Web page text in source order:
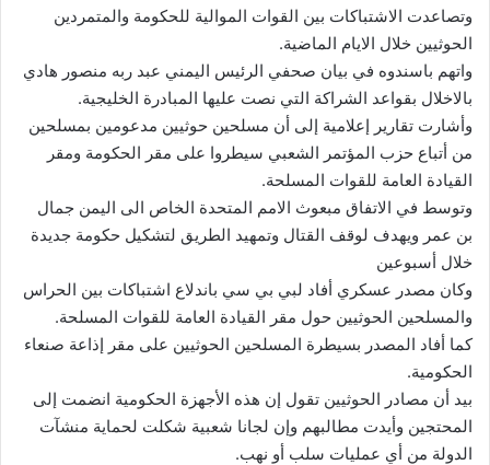
وتصاعدت الاشتباكات بين القوات الموالية للحكومة والمتمردين
الحوثيين خلال الايام الماضية.
واتهم باسندوه في بيان صحفي الرئيس اليمني عبد ربه منصور هادي
بالاخلال بقواعد الشراكة التي نصت عليها المبادرة الخليجية.
وأشارت تقارير إعلامية إلى أن مسلحين حوثيين مدعومين بمسلحين
من أتباع حزب المؤتمر الشعبي سيطروا على مقر الحكومة ومقر
القيادة العامة للقوات المسلحة.
وتوسط في الاتفاق مبعوث الامم المتحدة الخاص الى اليمن جمال
بن عمر ويهدف لوقف القتال وتمهيد الطريق لتشكيل حكومة جديدة
خلال أسبوعين
وكان مصدر عسكري أفاد لبي بي سي باندلاع اشتباكات بين الحراس
والمسلحين الحوثيين حول مقر القيادة العامة للقوات المسلحة.
كما أفاد المصدر بسيطرة المسلحين الحوثيين على مقر إذاعة صنعاء
الحكومية.
بيد أن مصادر الحوثيين تقول إن هذه الأجهزة الحكومية انضمت إلى
المحتجين وأيدت مطالبهم وإن لجانا شعبية شكلت لحماية منشآت
الدولة من أي عمليات سلب أو نهب.